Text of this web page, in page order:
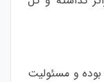
و مسئولیت